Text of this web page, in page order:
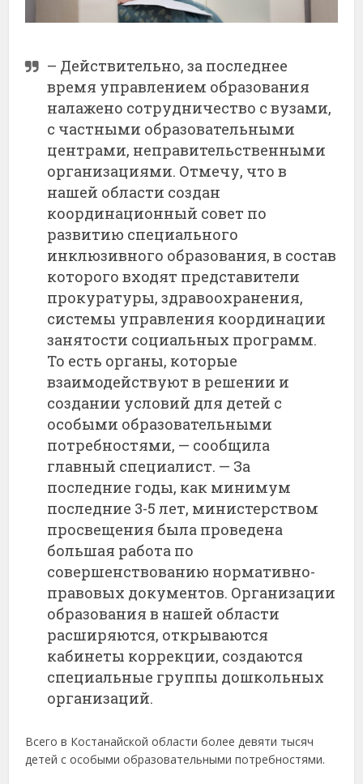
– Действительно, за последнее
время управлением образования
налажено сотрудничество с вузами,
с частными образовательными
центрами, неправительственными
организациями. Отмечу, что в
нашей области создан
координационный совет по
развитию специального
инклюзивного образования, в состав
которого входят представители
прокуратуры, здравоохранения,
системы управления координации
занятости социальных программ.
То есть органы, которые
взаимодействуют в решении и
создании условий для детей с
особыми образовательными
потребностями, — сообщила
главный специалист. — За
последние годы, как минимум
последние 3-5 лет, министерством
просвещения была проведена
большая работа по
совершенствованию нормативно-
правовых документов. Организации
образования в нашей области
расширяются, открываются
кабинеты коррекции, создаются
специальные группы дошкольных
организаций.
Всего в Костанайской области более девяти тысяч
детей с особыми образовательными потребностями.